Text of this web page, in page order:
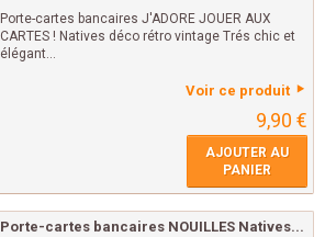
Porte-cartes bancaires J'ADORE JOUER AUX
CARTES ! Natives déco rétro vintage Trés chic et
élégant...
Voir ce produit
9,90 €
AJOUTER AU
PANIER
Porte-cartes bancaires NOUILLES Natives...